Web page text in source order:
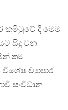
කමිටුවේ දී මෙම
සිදු වන
තම
ව්‍යාපාර
සංවිධාන